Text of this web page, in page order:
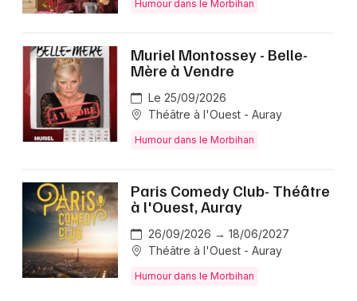
Humour dans le Morbihan
Muriel Montossey - Belle-
Mère à Vendre
Le 25/09/2026
Théâtre à l'Ouest - Auray
Humour dans le Morbihan
Paris Comedy Club- Théâtre
à l'Ouest, Auray
26/09/2026 → 18/06/2027
Théâtre à l'Ouest - Auray
Humour dans le Morbihan